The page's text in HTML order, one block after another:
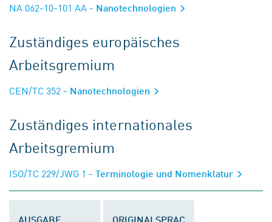
NA 062-10-101 AA - Nanotechnologien
Zuständiges europäisches
Arbeitsgremium
CEN/TC 352 - Nanotechnologien
Zuständiges internationales
Arbeitsgremium
ISO/TC 229/JWG 1 - Terminologie und Nomenklatur
AUSGABE ORIGINALSPRAC